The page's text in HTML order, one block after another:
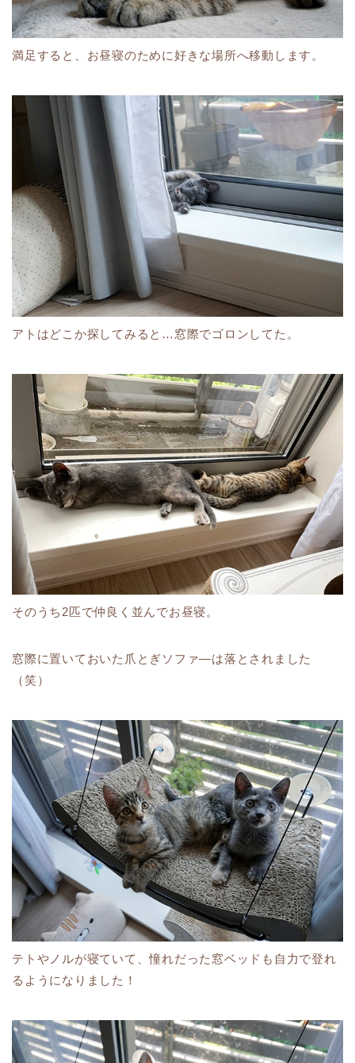
満足すると、お昼寝のために好きな場所へ移動します。
アトはどこか探してみると…窓際でゴロンしてた。
そのうち2匹で仲良く並んでお昼寝。
窓際に置いておいた爪とぎソファ―は落とされました
（笑）
テトやノルが寝ていて、憧れだった窓ベッドも自力で登れ
るようになりました！